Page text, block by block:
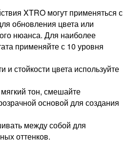
XTRO могут применяться с
обновления цвета или
нюанса. Для наиболее
применяйте с 10 уровня
и стойкости цвета используйте
тон, смешайте
основой для создания
между собой для
оттенков.